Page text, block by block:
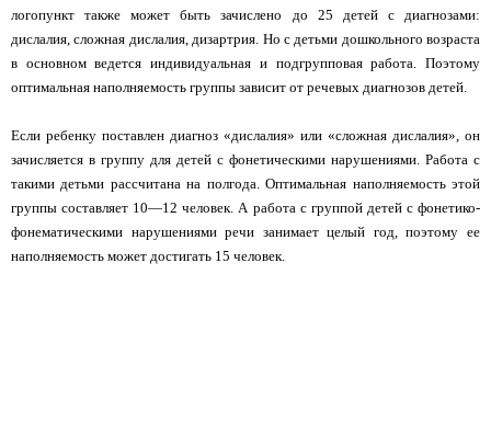
логопункт также может быть зачислено до 25 детей с диагнозами:
дислалия, сложная дислалия, дизартрия. Но с детьми дошкольного возраста
в основном ведется индивидуальная и подгрупповая работа. Поэтому
оптимальная наполняемость группы зависит от речевых диагнозов детей.
Если ребенку поставлен диагноз «дислалия» или «сложная дислалия», он
зачисляется в группу для детей с фонетическими нарушениями. Работа с
такими детьми рассчитана на полгода. Оптимальная наполняемость этой
группы составляет 10—12 человек. А работа с группой детей с фонетико-
фонематическими нарушениями речи занимает целый год, поэтому ее
наполняемость может достигать 15 человек.